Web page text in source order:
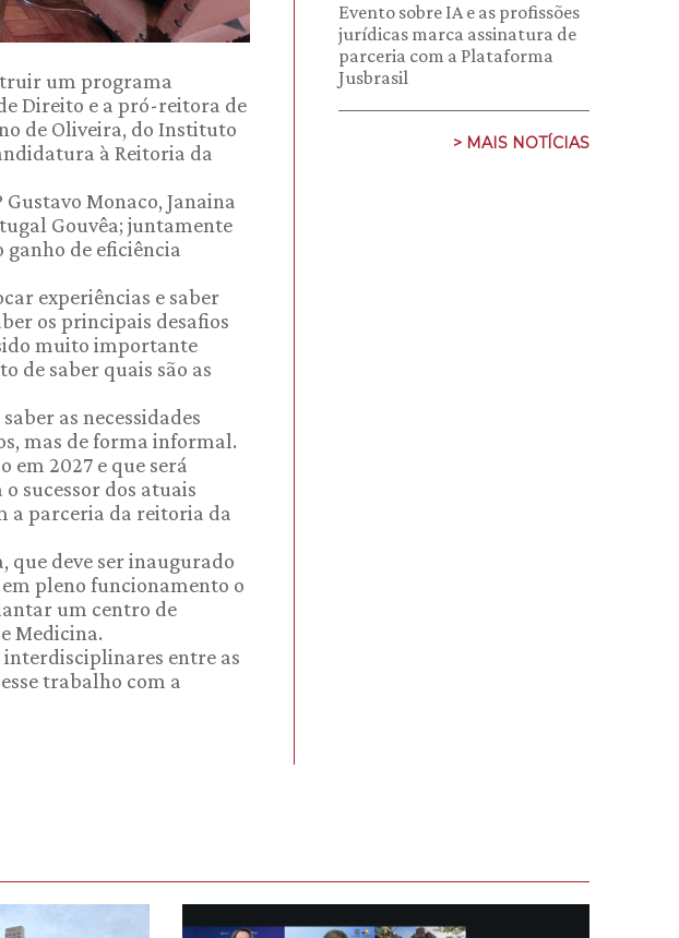
um programa
Direito e a pró-reitora de
de Oliveira, do Instituto
à Reitoria da
Gustavo Monaco, Janaina
Gouvêa; juntamente
ganho de eficiência
experiências e saber
os principais desafios
muito importante
de saber quais são as
as necessidades
mas de forma informal.
2027 e que será
sucessor dos atuais
a parceria da reitoria da
que deve ser inaugurado
pleno funcionamento o
um centro de
Medicina.
interdisciplinares entre as
trabalho com a
Evento sobre IA e as profissões
jurídicas marca assinatura de
parceria com a Plataforma
Jusbrasil
> MAIS NOTÍCIAS